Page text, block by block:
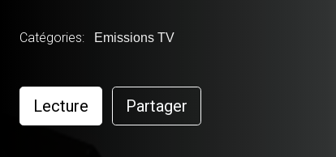
Catégories: Emissions TV
Lecture Partager